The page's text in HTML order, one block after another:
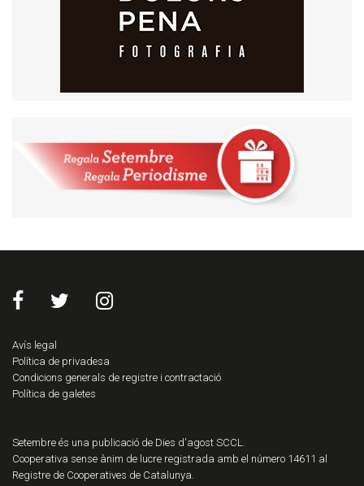
Avís legal
Política de privadesa
Condicions generals de registre i contractació
Política de galetes
Setembre és una publicació de Dies d'agost SCCL.
Cooperativa sense ànim de lucre registrada amb el número 14611 al
Registre de Cooperatives de Catalunya.